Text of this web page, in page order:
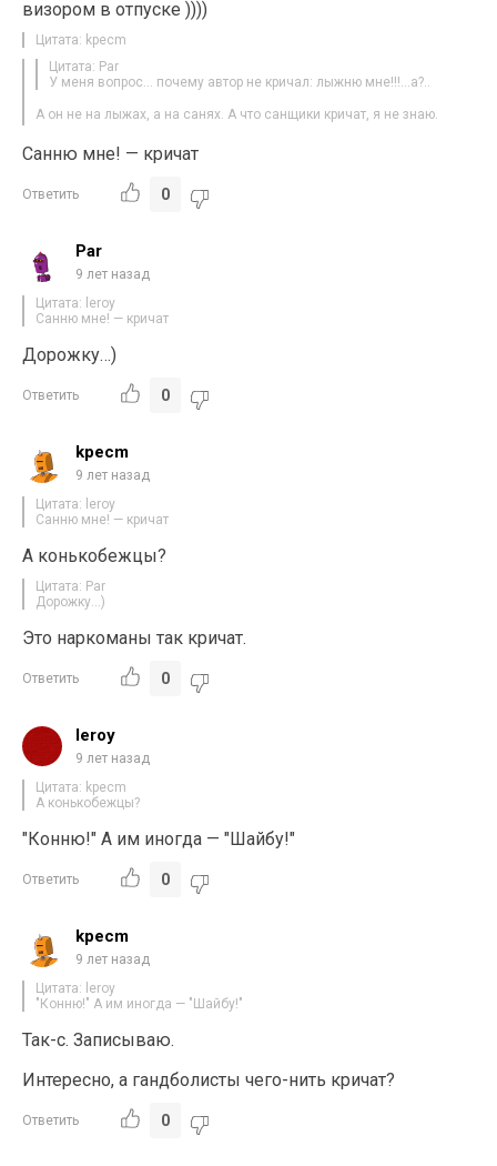
визором в отпуске ))))
Цитата: kpecm
Цитата: Par
У меня вопрос… почему автор не кричал: лыжню мне!!!…а?..
А он не на лыжах, а на санях. А что санщики кричат, я не знаю.
Санню мне! — кричат
Ответить 0
Par
9 лет назад
Цитата: leroy
Санню мне! — кричат
Дорожку…)
Ответить 0
kpecm
9 лет назад
Цитата: leroy
Санню мне! — кричат
А конькобежцы?
Цитата: Par
Дорожку…)
Это наркоманы так кричат.
Ответить 0
leroy
9 лет назад
Цитата: kpecm
А конькобежцы?
"Конню!" А им иногда — "Шайбу!"
Ответить 0
kpecm
9 лет назад
Цитата: leroy
"Конню!" А им иногда — "Шайбу!"
Так-с. Записываю.
Интересно, а гандболисты чего-нить кричат?
Ответить 0